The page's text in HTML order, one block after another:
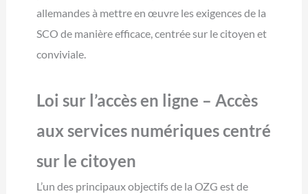
allemandes à mettre en œuvre les exigences de la
SCO de manière efficace, centrée sur le citoyen et
conviviale.
Loi sur l’accès en ligne – Accès
aux services numériques centré
sur le citoyen
L’un des principaux objectifs de la OZG est de